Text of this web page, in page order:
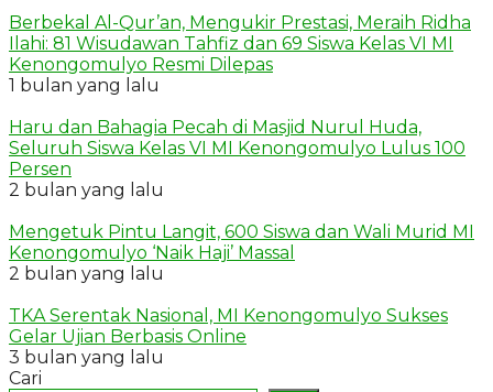
Berbekal Al-Qur’an, Mengukir Prestasi, Meraih Ridha
Ilahi: 81 Wisudawan Tahfiz dan 69 Siswa Kelas VI MI
Kenongomulyo Resmi Dilepas
1 bulan yang lalu
Haru dan Bahagia Pecah di Masjid Nurul Huda,
Seluruh Siswa Kelas VI MI Kenongomulyo Lulus 100
Persen
2 bulan yang lalu
Mengetuk Pintu Langit, 600 Siswa dan Wali Murid MI
Kenongomulyo ‘Naik Haji’ Massal
2 bulan yang lalu
TKA Serentak Nasional, MI Kenongomulyo Sukses
Gelar Ujian Berbasis Online
3 bulan yang lalu
Cari